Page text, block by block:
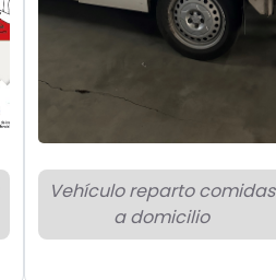
Vehículo reparto comidas
a domicilio